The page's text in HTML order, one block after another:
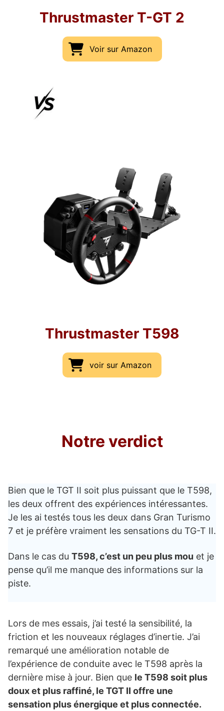
Thrustmaster T-GT 2
Voir sur Amazon
Thrustmaster T598
voir sur Amazon
Notre verdict
Bien que le TGT II soit plus puissant que le T598,
les deux offrent des expériences intéressantes.
Je les ai testés tous les deux dans Gran Turismo
7 et je préfère vraiment les sensations du TG-T II.
Dans le cas du T598, c’est un peu plus mou et je
pense qu’il me manque des informations sur la
piste.
Lors de mes essais, j’ai testé la sensibilité, la
friction et les nouveaux réglages d’inertie. J’ai
remarqué une amélioration notable de
l’expérience de conduite avec le T598 après la
dernière mise à jour. Bien que le T598 soit plus
doux et plus raffiné, le TGT II offre une
sensation plus énergique et plus connectée.